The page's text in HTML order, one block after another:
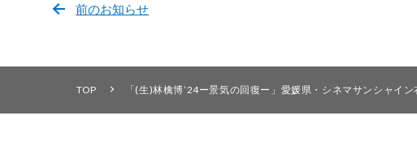
前のお知らせ
TOP 「(生)林檎博’24ー景気の回復ー」愛媛県・シネマサンシャイ